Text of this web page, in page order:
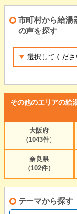
市町村から給湯
の声を探す
その他のエリアの給
大阪府
（1043件）
奈良県
（102件）
テーマから探す